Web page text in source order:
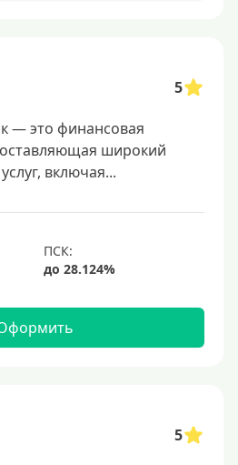
5
— это финансовая
широкий
включая...
5